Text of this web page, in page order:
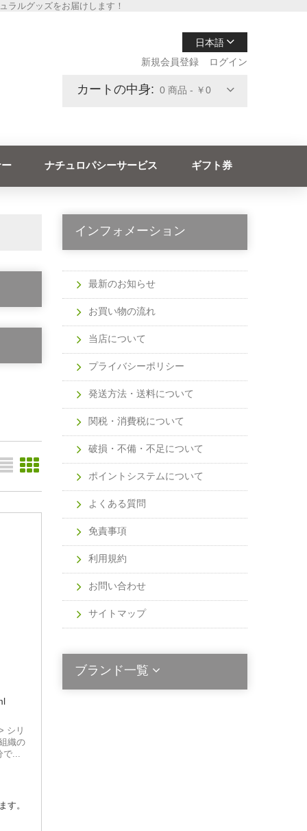
ラルグッズをお届けします！
日本語
ログイン
新規会員登録
カートの中身: 0 商品 - ￥0
ナチュロパシーサービス ギフト券
シリ
織の
...
す。
インフォメーション
最新のお知らせ
お買い物の流れ
当店について
プライバシーポリシー
発送方法・送料について
関税・消費税について
破損・不備・不足について
ポイントシステムについて
よくある質問
免責事項
利用規約
お問い合わせ
サイトマップ
ブランド一覧